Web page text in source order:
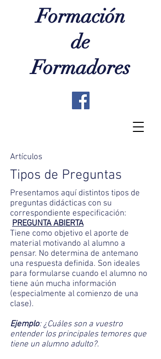
Formación
de
Formadores
Artículos
Tipos de Preguntas
Presentamos aquí distintos tipos de
preguntas didácticas con su
correspondiente especificación:
PREGUNTA ABIERTA
Tiene como objetivo el aporte de
material motivando al alumno a
pensar. No determina de antemano
una respuesta definida. Son ideales
para formularse cuando el alumno no
tiene aún mucha información
(especialmente al comienzo de una
clase).
Ejemplo: ¿Cuáles son a vuestro
entender los principales temores que
tiene un alumno adulto?.